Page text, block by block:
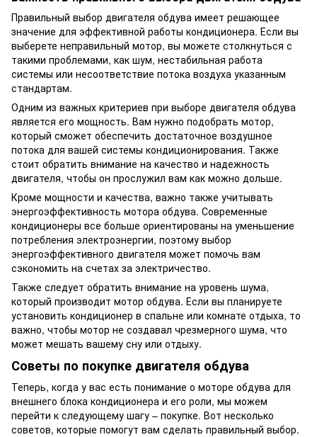
Правильный выбор двигателя обдува имеет решающее
значение для эффективной работы кондиционера. Если вы
выберете неправильный мотор, вы можете столкнуться с
такими проблемами, как шум, нестабильная работа
системы или несоответствие потока воздуха указанным
стандартам.
Одним из важных критериев при выборе двигателя обдува
является его мощность. Вам нужно подобрать мотор,
который сможет обеспечить достаточное воздушное
потока для вашей системы кондиционирования. Также
стоит обратить внимание на качество и надежность
двигателя, чтобы он прослужил вам как можно дольше.
Кроме мощности и качества, важно также учитывать
энергоэффективность мотора обдува. Современные
кондиционеры все больше ориентированы на уменьшение
потребления электроэнергии, поэтому выбор
энергоэффективного двигателя может помочь вам
сэкономить на счетах за электричество.
Также следует обратить внимание на уровень шума,
который производит мотор обдува. Если вы планируете
установить кондиционер в спальне или комнате отдыха, то
важно, чтобы мотор не создавал чрезмерного шума, что
может мешать вашему сну или отдыху.
Советы по покупке двигателя обдува
Теперь, когда у вас есть понимание о моторе обдува для
внешнего блока кондиционера и его роли, мы можем
перейти к следующему шагу – покупке. Вот несколько
советов, которые помогут вам сделать правильный выбор.